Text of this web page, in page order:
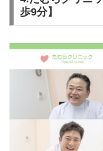
歩9分】